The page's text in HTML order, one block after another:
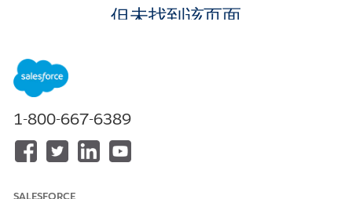
，但未找到该页面。
1-800-667-6389
SALESFORCE